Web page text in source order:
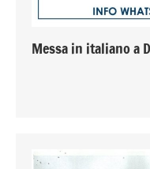
Messa in italiano a